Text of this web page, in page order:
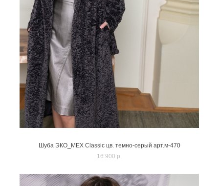
Шуба ЭКО_МЕХ Classic цв. темно-серый арт.м-470
16 900 p.